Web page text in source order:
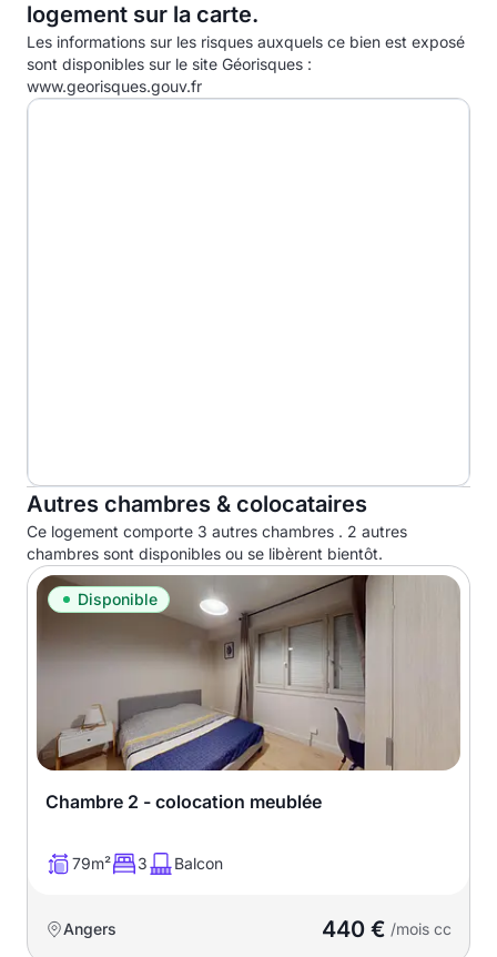
D
E
F
logement sur la carte.
Les informations sur les risques auxquels ce bien est exposé
sont disponibles sur le site Géorisques :
www.georisques.gouv.fr
Autres chambres & colocataires
Ce logement comporte 3 autres chambres . 2 autres
chambres sont disponibles ou se libèrent bientôt.
Disponible
Chambre 2 - colocation meublée
79m² 3 Balcon
Angers 440 € /mois cc